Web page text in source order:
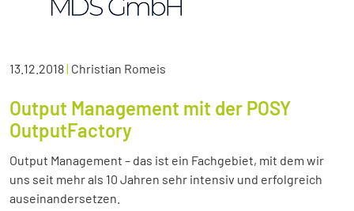
13.12.2018| Christian Romeis
Output Management mit der POSY
OutputFactory
Output Management – das ist ein Fachgebiet, mit dem wir
uns seit mehr als 10 Jahren sehr intensiv und erfolgreich
auseinandersetzen.